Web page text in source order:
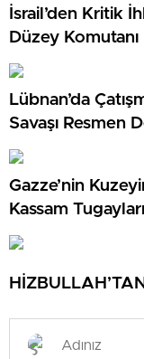
İsrail’den Kritik
Düzey Komutanı
Lübnan’da
Savaşı Resmen
Gazze’nin
Kassam
Çevirdi!